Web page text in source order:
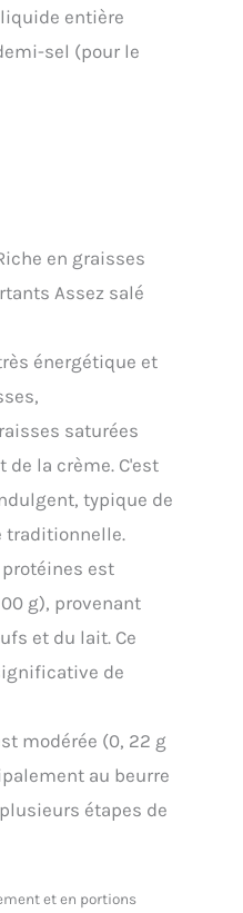
entière
sel (pour le
en graisses
Assez salé
énergétique et
saturées
de la crème. C'est
typique de
traditionnelle.
protéines est
g), provenant
et du lait. Ce
de
modérée (0, 22 g
au beurre
étapes de
et en portions